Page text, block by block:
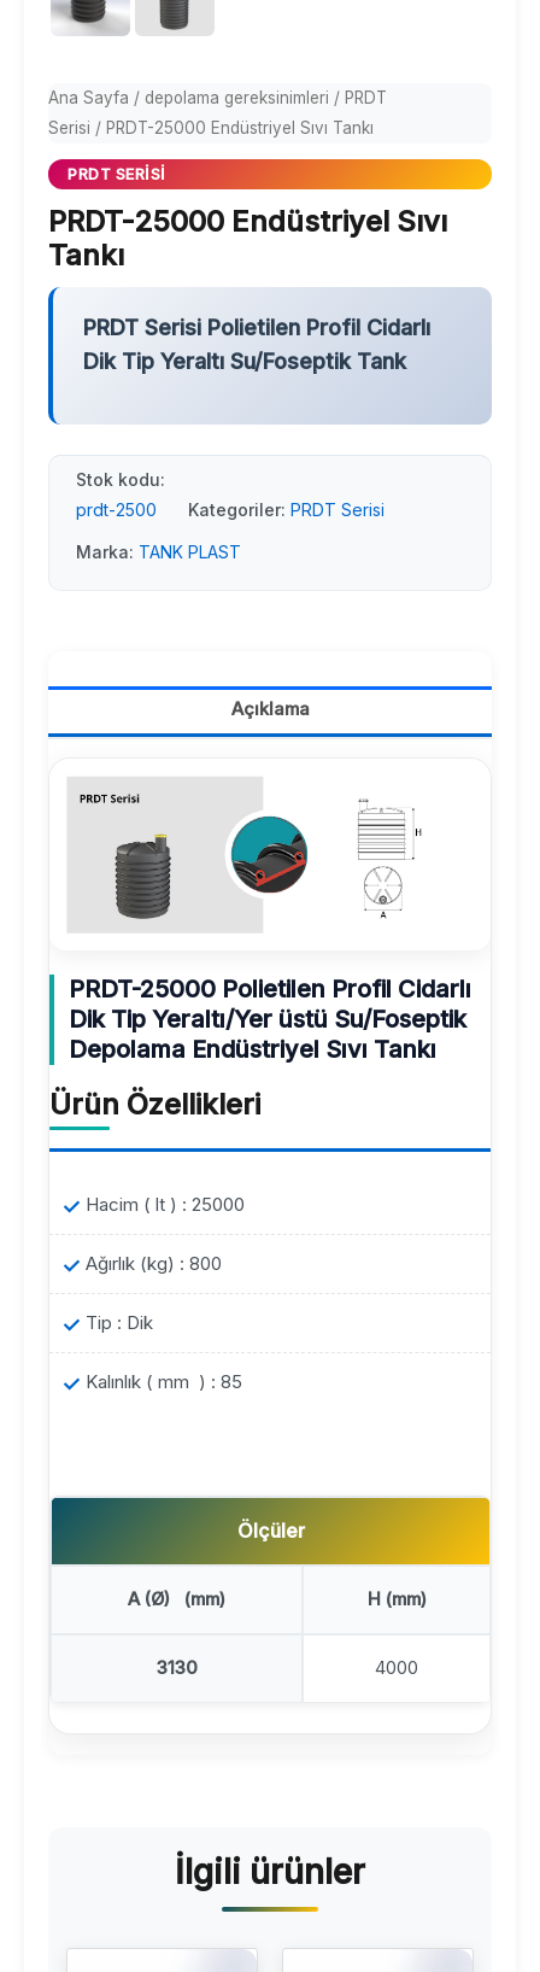
Ana Sayfa / depolama gereksinimleri / PRDT
Serisi / PRDT-25000 Endüstriyel Sıvı Tankı
PRDT SERISI
PRDT-25000 Endüstriyel Sıvı
Tankı
PRDT Serisi Polietilen Profil Cidarlı
Dik Tip Yeraltı Su/Foseptik Tank
Stok kodu:
prdt-2500
Kategoriler: PRDT Serisi
Marka: TANK PLAST
Açıklama
PRDT-25000 Polietilen Profil Cidarlı
Dik Tip Yeraltı/Yer üstü Su/Foseptik
Depolama Endüstriyel Sıvı Tankı
Ürün Özellikleri
Hacim ( lt ) : 25000
Ağırlık (kg) : 800
Tip : Dik
Kalınlık ( mm ) : 85
Ölçüler
A (Ø) (mm) H (mm)
3130 4000
İlgili ürünler